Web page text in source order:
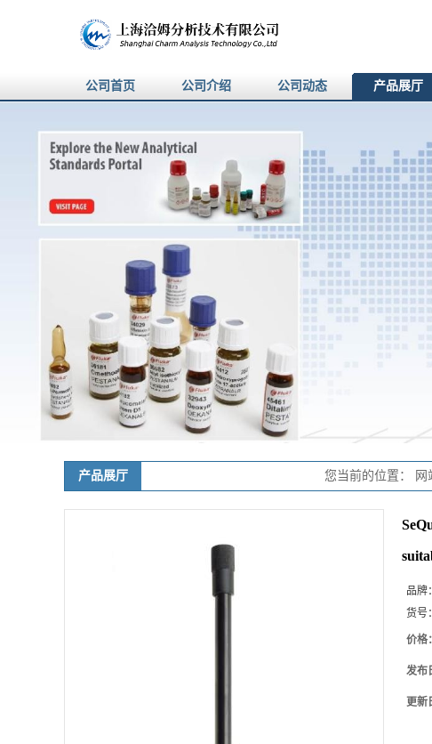
公司首页 公司介绍 公司动态 产品展厅
产品展厅 您当前的位置： 网
品牌：
货号：
价格：
发布
更新